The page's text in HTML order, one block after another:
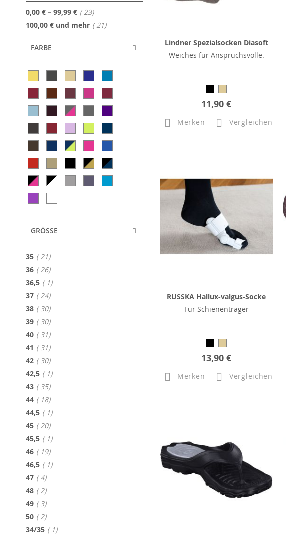
Lindner Spezialsocken Diasoft
Weiches für Anspruchsvolle.
11,90 €
Merken Vergleichen
RUSSKA Hallux-valgus-Socke
Für Schienenträger
13,90 €
Merken Vergleichen
0,00 € – 99,99 € 23Artikel
100,00 € und mehr 21Artikel
FARBE
GRÖSSE
35 21Artikel
36 26Artikel
36,5 1Artikel
37 24Artikel
38 30Artikel
39 30Artikel
40 31Artikel
41 31Artikel
42 30Artikel
42,5 1Artikel
43 35Artikel
44 18Artikel
44,5 1Artikel
45 20Artikel
45,5 1Artikel
46 19Artikel
46,5 1Artikel
47 4Artikel
48 2Artikel
49 3Artikel
50 2Artikel
34/35 1Artikel